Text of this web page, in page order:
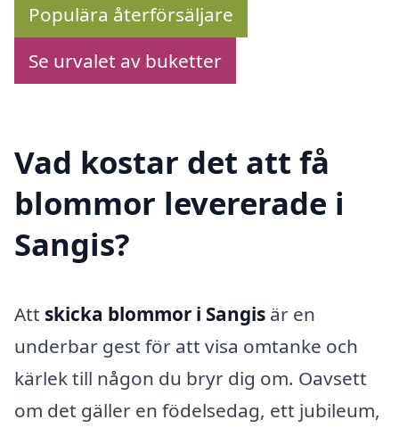
Populära återförsäljare
Se urvalet av buketter
Vad kostar det att få
blommor levererade i
Sangis?
Att skicka blommor i Sangis är en
underbar gest för att visa omtanke och
kärlek till någon du bryr dig om. Oavsett
om det gäller en födelsedag, ett jubileum,